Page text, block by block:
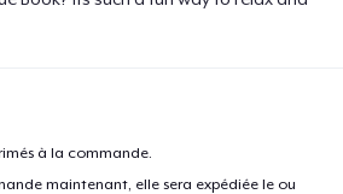
à la commande.
maintenant, elle sera expédiée le ou